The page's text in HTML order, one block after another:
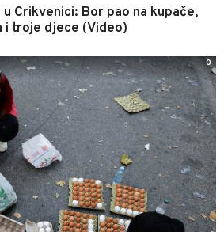
Crikvenici: Bor pao na kupače,
i troje djece (Video)
0